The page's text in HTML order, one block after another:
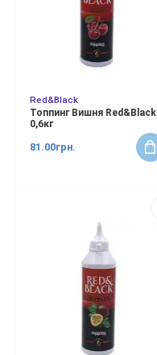
Red&Black
Топпинг Вишня Red&Black
0,6кг
81.00грн.